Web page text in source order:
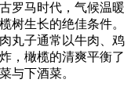
罗马时代，气候温暖
树生长的绝佳条件。
丸子通常以牛肉、鸡
，橄榄的清爽平衡了
与下酒菜。